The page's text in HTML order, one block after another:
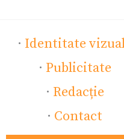
· Identitate
· Publicitate
· Redacție
· Contact